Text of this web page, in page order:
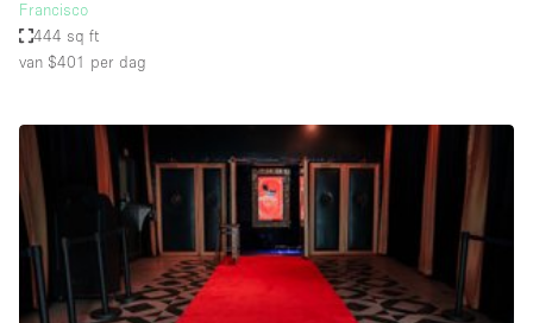
Kraampje / Kiosk / Stalletje
Kraampje / Marktkraam
Markt / Festival
Ontvangsthal
Overige
Restaurant / Bar / Café
Salon
Francisco
444 sq ft
van $401 per dag